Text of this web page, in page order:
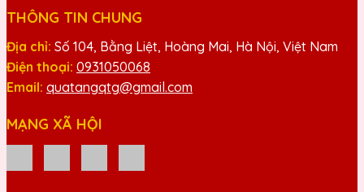
THÔNG TIN CHUNG
Địa chỉ: Số 104, Bằng Liệt, Hoàng Mai, Hà Nội, Việt Nam
Điện thoại: 0931050068
Email: quatangqtg@gmail.com
MẠNG XÃ HỘI